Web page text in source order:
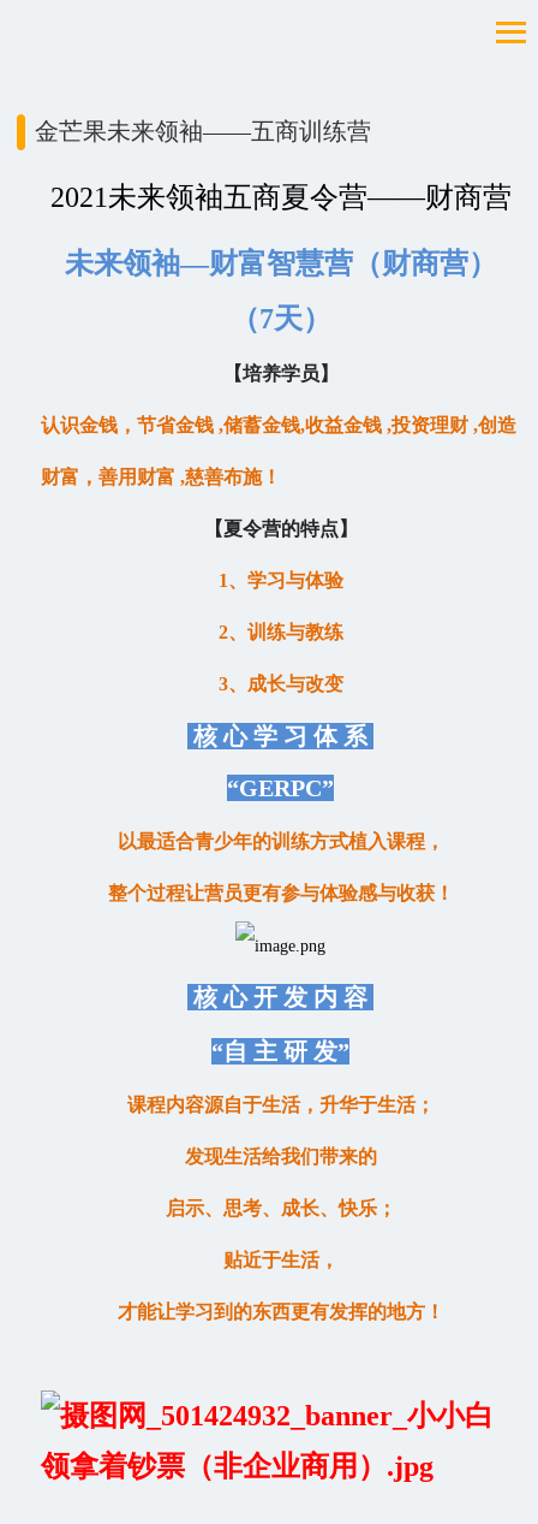
金芒果未来领袖——五商训练营
2021未来领袖五商夏令营——财商营
未来领袖—财富智慧营（财商营）
（7天）
【培养学员】
认识金钱，节省金钱 ,储蓄金钱,收益金钱 ,投资理财 ,创造
财富，善用财富 ,慈善布施！
【夏令营的特点】
1、学习与体验
2、训练与教练
3、成长与改变
核 心 学 习 体 系
“GERPC”
以最适合青少年的训练方式植入课程，
整个过程让营员更有参与体验感与收获！
核 心 开 发 内 容
“自 主 研 发”
课程内容源自于生活，升华于生活；
发现生活给我们带来的
启示、思考、成长、快乐；
贴近于生活，
才能让学习到的东西更有发挥的地方！